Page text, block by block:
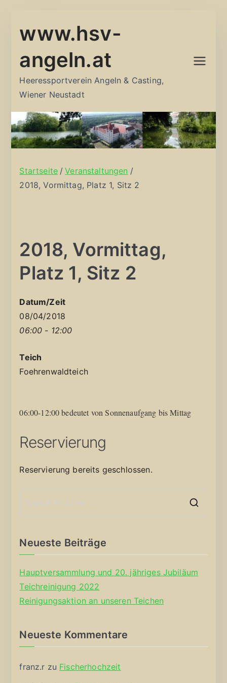
Inhalt
www.hsv-
angeln.at
Heeressportverein Angeln & Casting,
Wiener Neustadt
Startseite
Veranstaltungen
2018, Vormittag, Platz 1, Sitz 2
2018, Vormittag,
Platz 1, Sitz 2
Datum/Zeit
08/04/2018
06:00 - 12:00
Teich
Foehrenwaldteich
06:00-12:00 bedeutet von Sonnenaufgang bis Mittag
Reservierung
Reservierung bereits geschlossen.
Neueste Beiträge
Hauptversammlung und 20. jähriges Jubiläum
Teichreinigung 2022
Reinigungsaktion an unseren Teichen
Neueste Kommentare
franz.r zu Fischerhochzeit